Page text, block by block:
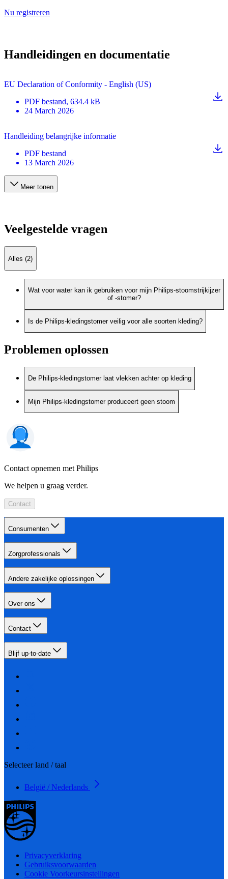
Nu registreren
Handleidingen en documentatie
EU Declaration of Conformity - English (US)
PDF bestand, 634.4 kB
24 March 2026
Handleiding belangrijke informatie
PDF bestand
13 March 2026
Meer tonen
Veelgestelde vragen
Alles (2)
Wat voor water kan ik gebruiken voor mijn Philips-stoomstrijkijzer
of -stomer?
Is de Philips-kledingstomer veilig voor alle soorten kleding?
Problemen oplossen
De Philips-kledingstomer laat vlekken achter op kleding
Mijn Philips-kledingstomer produceert geen stoom
Contact opnemen met Philips
We helpen u graag verder.
Contact
Consumenten
Zorgprofessionals
Andere zakelijke oplossingen
Over ons
Contact
Blijf up-to-date
Selecteer land / taal
België / Nederlands
Privacyverklaring
Gebruiksvoorwaarden
Cookie Voorkeursinstellingen